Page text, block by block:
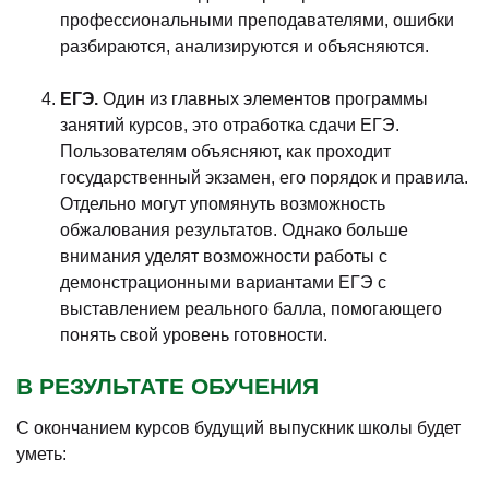
профессиональными преподавателями, ошибки
разбираются, анализируются и объясняются.
ЕГЭ. Один из главных элементов программы
занятий курсов, это отработка сдачи ЕГЭ.
Пользователям объясняют, как проходит
государственный экзамен, его порядок и правила.
Отдельно могут упомянуть возможность
обжалования результатов. Однако больше
внимания уделят возможности работы с
демонстрационными вариантами ЕГЭ с
выставлением реального балла, помогающего
понять свой уровень готовности.
В РЕЗУЛЬТАТЕ ОБУЧЕНИЯ
С окончанием курсов будущий выпускник школы будет
уметь: